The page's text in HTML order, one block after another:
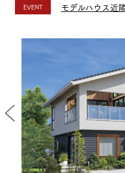
EVENT モデルハウス近